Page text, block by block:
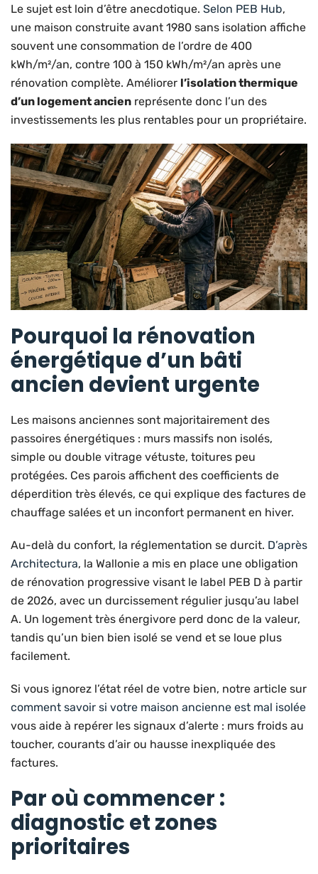
Le sujet est loin d’être anecdotique. Selon PEB Hub,
une maison construite avant 1980 sans isolation affiche
souvent une consommation de l’ordre de 400
kWh/m²/an, contre 100 à 150 kWh/m²/an après une
rénovation complète. Améliorer l’isolation thermique
d’un logement ancien représente donc l’un des
investissements les plus rentables pour un propriétaire.
Pourquoi la rénovation
énergétique d’un bâti
ancien devient urgente
Les maisons anciennes sont majoritairement des
passoires énergétiques : murs massifs non isolés,
simple ou double vitrage vétuste, toitures peu
protégées. Ces parois affichent des coefficients de
déperdition très élevés, ce qui explique des factures de
chauffage salées et un inconfort permanent en hiver.
Au-delà du confort, la réglementation se durcit. D’après
Architectura, la Wallonie a mis en place une obligation
de rénovation progressive visant le label PEB D à partir
de 2026, avec un durcissement régulier jusqu’au label
A. Un logement très énergivore perd donc de la valeur,
tandis qu’un bien bien isolé se vend et se loue plus
facilement.
Si vous ignorez l’état réel de votre bien, notre article sur
comment savoir si votre maison ancienne est mal isolée
vous aide à repérer les signaux d’alerte : murs froids au
toucher, courants d’air ou hausse inexpliquée des
factures.
Par où commencer :
diagnostic et zones
prioritaires